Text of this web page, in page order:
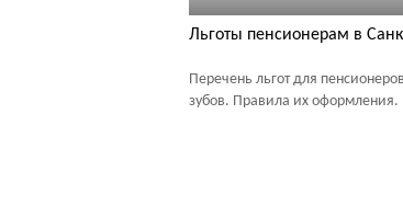
Льготы пенсионерам в
Перечень льгот для
зубов. Правила их оформления.